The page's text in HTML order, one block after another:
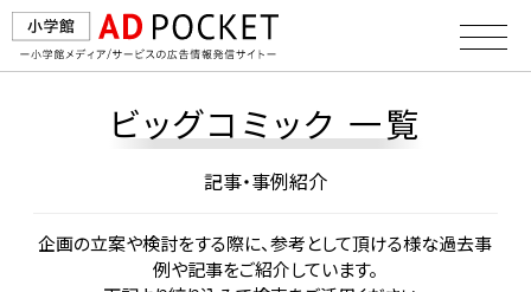
ビッグコミック 一覧
記事・事例紹介
企画の⽴案や検討をする際に、参考として頂ける様な過去事
例や記事をご紹介しています。